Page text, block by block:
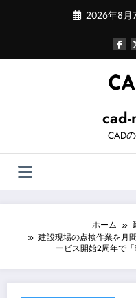
ツ
2026年8月
CAD
ホーム
建設現場の点検作業を月
ービス開始2周年で